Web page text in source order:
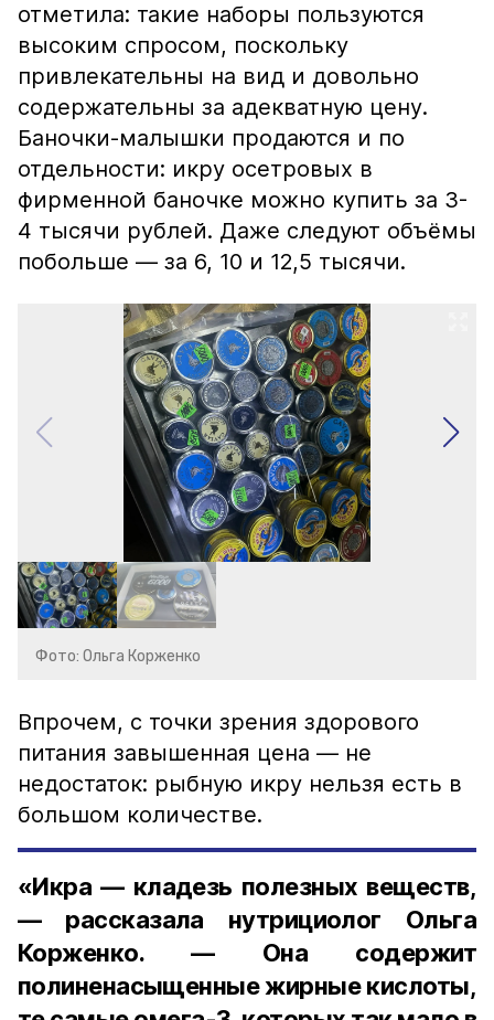
отметила: такие наборы пользуются
высоким спросом, поскольку
привлекательны на вид и довольно
содержательны за адекватную цену.
Баночки-малышки продаются и по
отдельности: икру осетровых в
фирменной баночке можно купить за 3-
4 тысячи рублей. Даже следуют объёмы
побольше — за 6, 10 и 12,5 тысячи.
Фото: Ольга Корженко
Впрочем, с точки зрения здорового
питания завышенная цена — не
недостаток: рыбную икру нельзя есть в
большом количестве.
«Икра — кладезь полезных веществ,
— рассказала нутрициолог Ольга
Корженко. — Она содержит
полиненасыщенные жирные кислоты,